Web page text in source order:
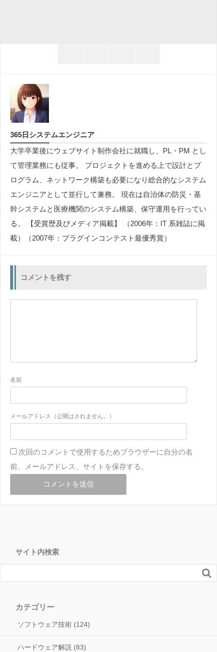
365日システムエンジニア
大学卒業後にウェブサイト制作会社に就職し、PL・PM とし
て管理業務にも従事。 プロジェクトを進める上で設計とプ
ログラム、ネットワーク構築も必要になり総合的なシステム
エンジニアとして並行して兼務。 現在は自治体の防災・基
幹システムと医療機関のシステム構築、保守運用を行ってい
る。 【受賞歴及びメディア掲載】 （2006年：IT 系雑誌に掲
載）（2007年：プラグインコンテスト最優秀賞）
コメントを残す
名前
メールアドレス（公開はされません。）
次回のコメントで使用するためブラウザーに自分の名
前、メールアドレス、サイトを保存する。
サイト内検索

カテゴリー
ソフトウェア技術 (124)
ハードウェア解説 (83)